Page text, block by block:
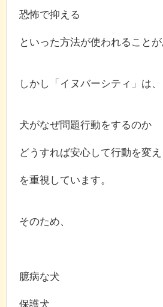
恐怖で抑える
といった方法が使われることが
しかし「イヌバーシティ」は、
犬がなぜ問題行動をするのか
どうすれば安心して行動を変
を重視しています。
そのため、
臆病な犬
保護犬